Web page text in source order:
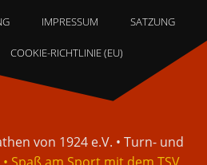
IMPRESSUM SATZUNG
COOKIE-RICHTLINIE (EU)
von 1924 e.V. • Turn- und